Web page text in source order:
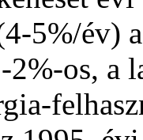
5%/év)
os, a